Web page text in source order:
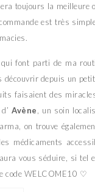
toujours la meilleure
est très
, qui font parti de ma
depuis un
faisaient des
Avène , un soin
on trouve
médicaments
vous séduire, si tel
code WELCOME10 ♡